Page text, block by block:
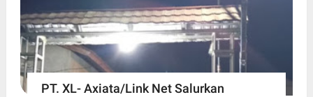
PT. XL- Axiata/Link Net Salurkan